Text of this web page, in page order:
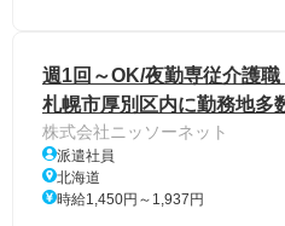
週1回～OK/夜勤専従介護
札幌市厚別区内に勤務地多
株式会社ニッソーネット
派遣社員
北海道
時給1,450円～1,937円